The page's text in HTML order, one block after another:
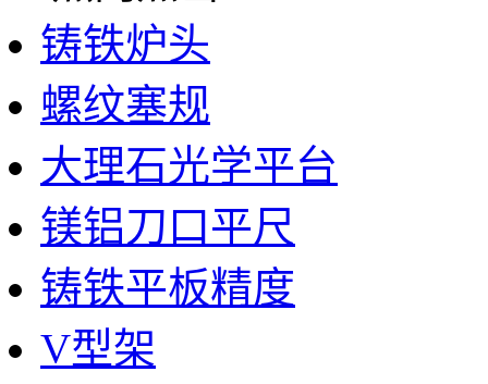
铸铁炉头
螺纹塞规
大理石光学平台
镁铝刀口平尺
铸铁平板精度
V型架